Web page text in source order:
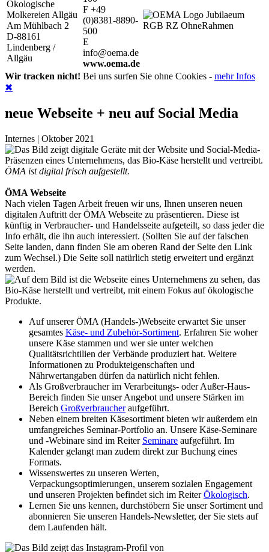
Ökologische
Molkereien Allgäu
Am Mühlbach 2
D-88161
Lindenberg /
Allgäu
F +49
(0)8381-8890-
500
E
info@oema.de
www.oema.de
Wir tracken nicht! Bei uns surfen Sie ohne Cookies - mehr Infos
✖
neue Webseite + neu auf Social Media
Internes | Oktober 2021
ÖMA ist digital frisch aufgestellt.
ÖMA Webseite
Nach vielen Tagen Arbeit freuen wir uns, Ihnen unseren neuen
digitalen Auftritt der ÖMA Webseite zu präsentieren. Diese ist
künftig in Verbraucher- und Handelsseite aufgeteilt, so dass jeder die
Info erhält, die ihn auch interessiert. (Sollten Sie auf der falschen
Seite landen, dann finden Sie am oberen Rand der Seite den Link
zum Wechsel.) Die Seite soll natürlich stetig erweitert und ergänzt
werden.
Auf unserer ÖMA (Handels-)Webseite erwartet Sie unser
gesamtes Käse- und Zubehör-Sortiment. Erfahren Sie woher
unsere Käse stammen und wer sie unter welchen
Qualitätsrichtilien der Verbände produziert hat. Weitere
Informationen zu Produkteigenschaften und
Nährwertangaben dürfen da natürlich nicht fehlen.
Als Großverbraucher im Verarbeitungs- oder Außer-Haus-
Bereich finden Sie unser Angebot und unsere Stärken im
Bereich Großverbraucheraufgeführt.
Neben einem breiten Käsesortiment bieten wir außerdem ein
umfangreiches Seminar-Portfolio an. Unsere Käse-Seminare
und -Webinare sind im Reiter Seminare aufgeführt. Im
Kalender gelangt man zudem direkt zur Buchung eines
Formats.
Wissenswertes zu unseren Werten,
Verpackungsoptimierungen, unserem sozialen Engagement
und unseren Projekten befindet sich im ReiterÖkologisch.
Lernen Sie uns kennen, durchstöbern Sie unser Sortiment und
abonnieren Sie unseren Handels-Newsletter, der Sie stets auf
dem Laufenden hält.